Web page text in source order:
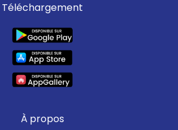
Téléchargement
À propos